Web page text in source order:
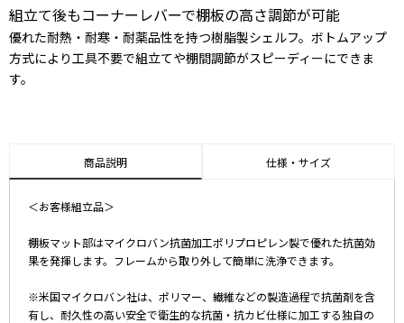
組立て後もコーナーレバーで棚板の高さ調節が可能
優れた耐熱・耐寒・耐薬品性を持つ樹脂製シェルフ。ボトムアップ
方式により工具不要で組立てや棚間調節がスピーディーにできま
す。
商品説明 仕様・サイズ
＜お客様組立品＞
棚板マット部はマイクロバン抗菌加工ポリプロピレン製で優れた抗菌効
果を発揮します。フレームから取り外して簡単に洗浄できます。
※米国マイクロバン社は、ポリマー、繊維などの製造過程で抗菌剤を含
有し、耐久性の高い安全で衛生的な抗菌・抗カビ仕様に加工する独自の